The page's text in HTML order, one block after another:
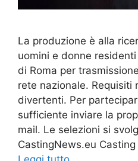
La produzione è alla
uomini e donne
di Roma per
rete nazionale. Requisiti
divertenti. Per
sufficiente inviare la
mail. Le selezioni si
CastingNews.eu